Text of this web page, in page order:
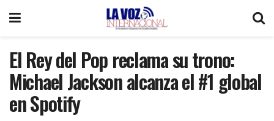
El Rey del Pop reclama su trono:
Michael Jackson alcanza el #1 global
en Spotify